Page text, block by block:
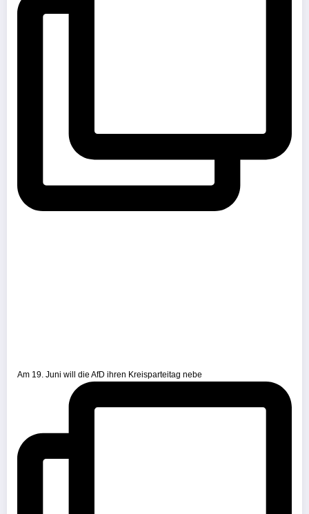
Am 19. Juni will die AfD ihren Kreisparteitag nebe